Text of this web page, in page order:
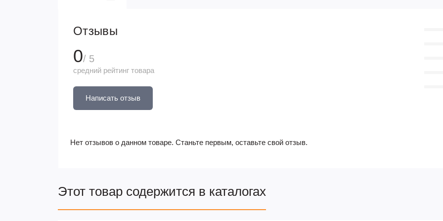
Отзывы
0/ 5
средний рейтинг товара
Написать отзыв
Нет отзывов о данном товаре. Станьте первым, оставьте свой отзыв.
Этот товар содержится в каталогах